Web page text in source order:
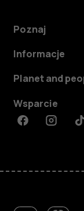
Poznaj
Informacje
Planet and
Wsparcie
Facebook